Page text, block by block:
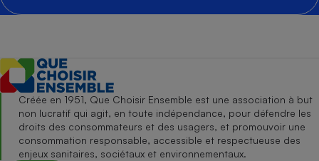
Créée en 1951, Que Choisir Ensemble est une association à but
non lucratif qui agit, en toute indépendance, pour défendre les
droits des consommateurs et des usagers, et promouvoir une
consommation responsable, accessible et respectueuse des
enjeux sanitaires, sociétaux et environnementaux.